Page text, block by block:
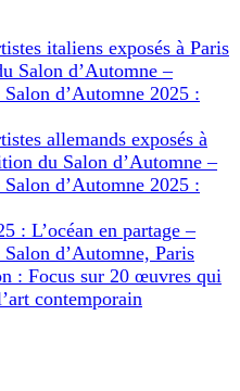
italiens exposés à Paris
Salon d’Automne –
Salon d’Automne 2025 :
allemands exposés à
du Salon d’Automne –
Salon d’Automne 2025 :
: L’océan en partage –
Salon d’Automne, Paris
: Focus sur 20 œuvres qui
contemporain